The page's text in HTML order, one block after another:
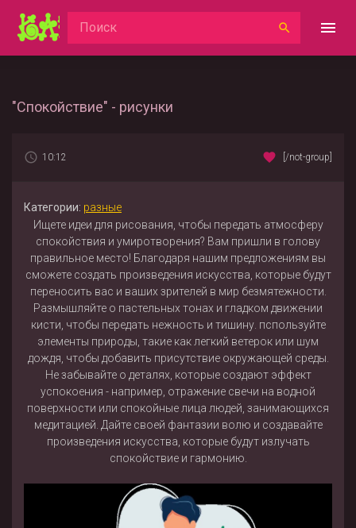
"Спокойствие" - рисунки
10:12 [/not-group]
Категории: разные
Ищете идеи для рисования, чтобы передать атмосферу
спокойствия и умиротворения? Вам пришли в голову
правильное место! Благодаря нашим предложениям вы
сможете создать произведения искусства, которые будут
переносить вас и ваших зрителей в мир безмятежности.
Размышляйте о пастельных тонах и гладком движении
кисти, чтобы передать нежность и тишину. пспользуйте
элементы природы, такие как легкий ветерок или шум
дождя, чтобы добавить присутствие окружающей среды.
Не забывайте о деталях, которые создают эффект
успокоения - например, отражение свечи на водной
поверхности или спокойные лица людей, занимающихся
медитацией. Дайте своей фантазии волю и создавайте
произведения искусства, которые будут излучать
спокойствие и гармонию.